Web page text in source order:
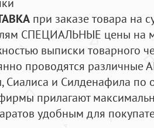
при заказе товара на
СПЕЦИАЛЬНЫЕ цены на
выписки товарного
проводятся
Сиалиса и Силденафила по
прилагают
удобным для